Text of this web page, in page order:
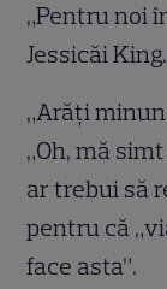
„Pentru noi
Jessicăi King.
„Arăți
„Oh, mă
ar trebui să
pentru că
face asta”.